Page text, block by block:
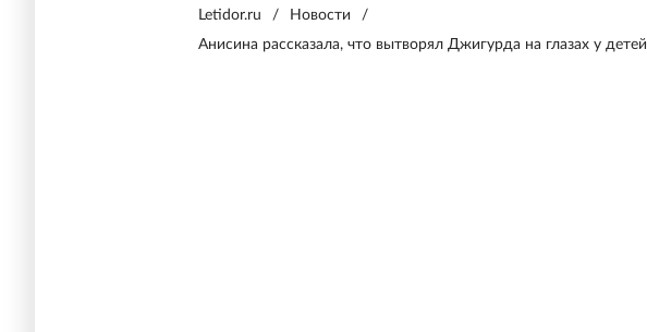
Letidor.ru
/ Новости
/
Анисина рассказала, что вытворял Джигурда на глазах у детей